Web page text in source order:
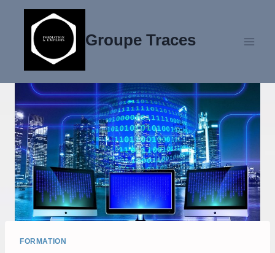
contenu
Groupe Traces
FORMATION